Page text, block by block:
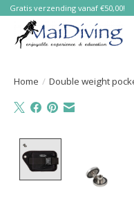
Gratis verzending vanaf €50,00!
Home / Double weight